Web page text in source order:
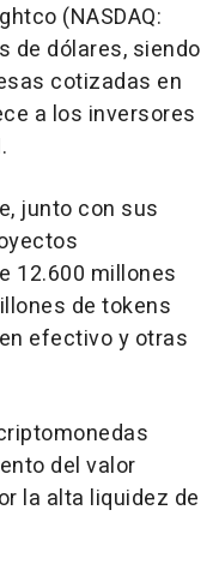
(NASDAQ:
de dólares, siendo
cotizadas en
a los inversores
junto con sus
12.600 millones
de tokens
efectivo y otras
del valor
la alta liquidez de